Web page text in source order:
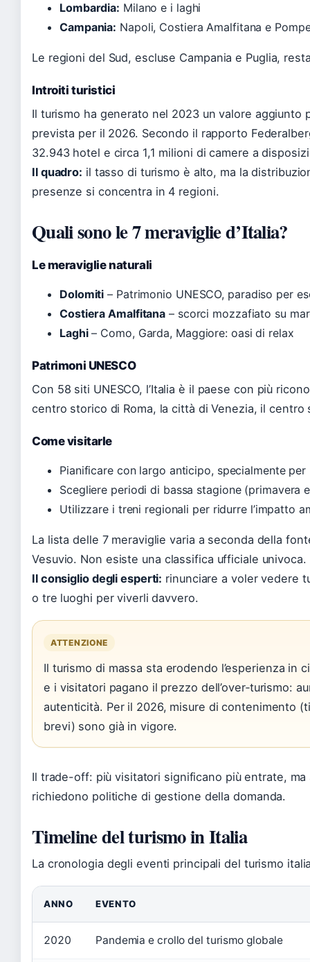
Lombardia: Milano e i laghi
Campania: Napoli, Costiera Amalfitana e
Le regioni del Sud, escluse Campania e Puglia,
Introiti turistici
Il turismo ha generato nel 2023 un valore aggiunto
prevista per il 2026. Secondo il rapporto
32.943 hotel e circa 1,1 milioni di camere a
Il quadro: il tasso di turismo è alto, ma la
presenze si concentra in 4 regioni.
Quali sono le 7 meraviglie d’Italia?
Le meraviglie naturali
Dolomiti – Patrimonio UNESCO, paradiso per
Costiera Amalfitana – scorci mozzafiato su
Laghi– Como, Garda, Maggiore: oasi di relax
Patrimoni UNESCO
Con 58 siti UNESCO, l’Italia è il paese con più
centro storico di Roma, la città di Venezia, il
Come visitarle
Pianificare con largo anticipo, specialmente
Scegliere periodi di bassa stagione (primavera
Utilizzare i treni regionali per ridurre l’impatto
La lista delle 7 meraviglie varia a seconda della
Vesuvio. Non esiste una classifica ufficiale univoca.
Il consiglio degli esperti: rinunciare a voler vedere
o tre luoghi per viverli davvero.
ATTENZIONE
Il turismo di massa sta erodendo l’esperienza in
e i visitatori pagano il prezzo dell’over‑turismo:
autenticità. Per il 2026, misure di contenimento
brevi) sono già in vigore.
Il trade-off: più visitatori significano più entrate,
richiedono politiche di gestione della domanda.
Timeline del turismo in Italia
La cronologia degli eventi principali del turismo
ANNO EVENTO
2020 Pandemia e crollo del turismo globale